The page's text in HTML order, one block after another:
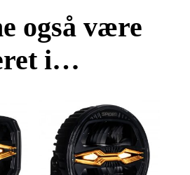
også være
i…